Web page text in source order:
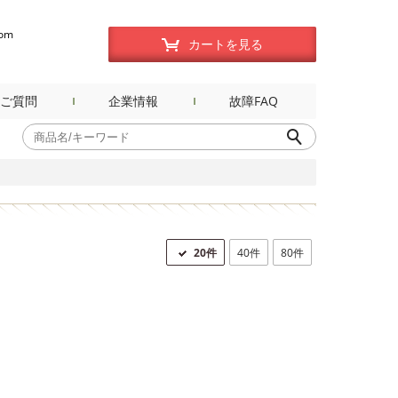
カートを見る
質問 企業情報 故障FAQ
20件 40件 80件